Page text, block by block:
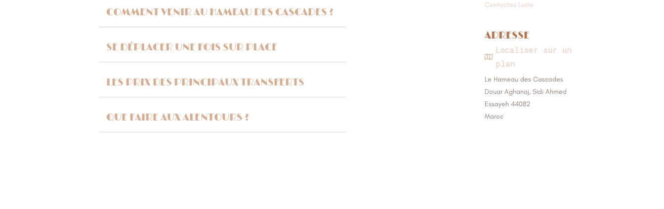
COMMENT VENIR AU HAMEAU DES CASCADES ?
SE DÉPLACER UNE FOIS SUR PLACE
LES PRIX DES PRINCIPAUX TRANSFERTS
QUE FAIRE AUX ALENTOURS ?
Contactez Lucie
ADRESSE
Localiser sur un
plan
Le Hameau des Cascades
Douar Aghanaj, Sidi Ahmed
Essayeh 44082
Maroc